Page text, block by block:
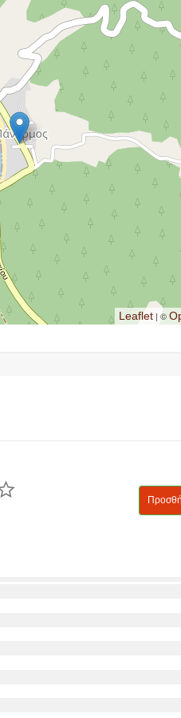
Leaflet| ©